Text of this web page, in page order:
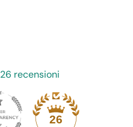
26 recensioni
26